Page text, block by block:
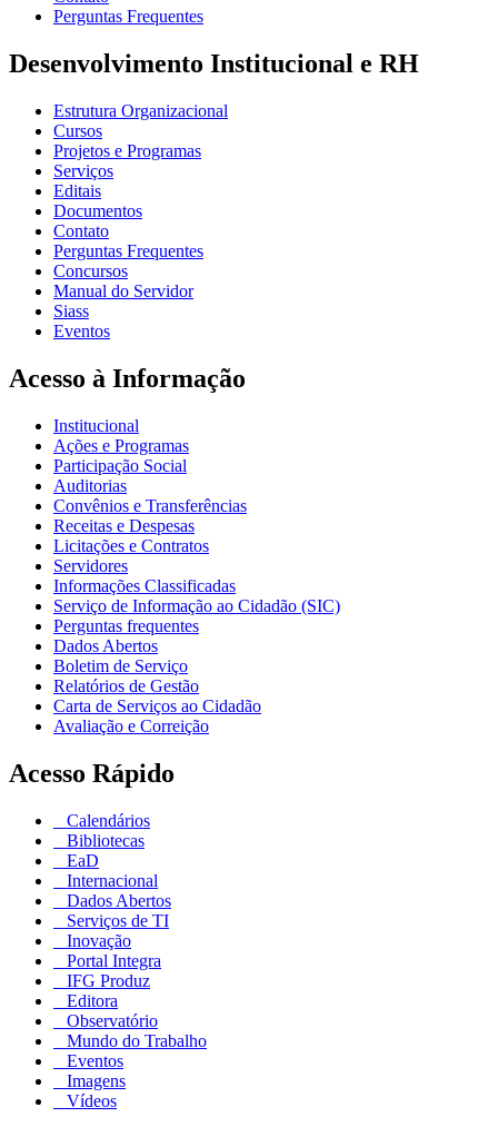
Perguntas Frequentes
Desenvolvimento Institucional e RH
Estrutura Organizacional
Cursos
Projetos e Programas
Serviços
Editais
Documentos
Contato
Perguntas Frequentes
Concursos
Manual do Servidor
Siass
Eventos
Acesso à Informação
Institucional
Ações e Programas
Participação Social
Auditorias
Convênios e Transferências
Receitas e Despesas
Licitações e Contratos
Servidores
Informações Classificadas
Serviço de Informação ao Cidadão (SIC)
Perguntas frequentes
Dados Abertos
Boletim de Serviço
Relatórios de Gestão
Carta de Serviços ao Cidadão
Avaliação e Correição
Acesso Rápido
Calendários
Bibliotecas
EaD
Internacional
Dados Abertos
Serviços de TI
Inovação
Portal Integra
IFG Produz
Editora
Observatório
Mundo do Trabalho
Eventos
Imagens
Vídeos